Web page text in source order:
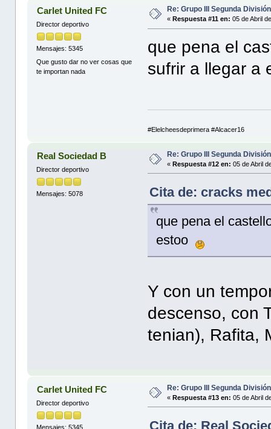
Carlet United FC
Director deportivo
Mensajes: 5345
Que gusto dar no ver cosas que
te importan nada
Re: Grupo III Segunda
« Respuesta #11 en: 05 de Abril
que pena el
sufrir a llegar
#Elelcheesdeprimera #Alcacer16
Real Sociedad B
Director deportivo
Mensajes: 5078
Re: Grupo III Segunda
«Respuesta #12 en: 05 de Abril
Cita de: cracks
que pena el
estoo
Y con un
descenso, con
tenian), Rafita,
Carlet United FC
Director deportivo
Mensajes: 5345
Re: Grupo III Segunda
«Respuesta #13 en: 05 de Abril
Cita de: Real